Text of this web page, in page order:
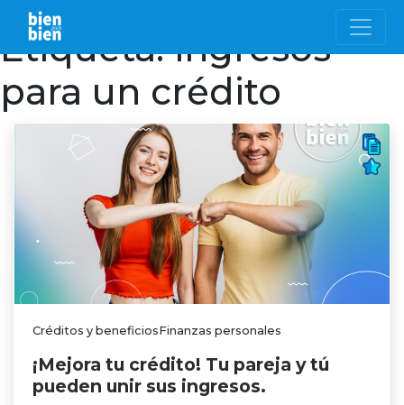
Etiqueta:ingresos
para un crédito
Créditos y beneficiosFinanzas personales
¡Mejora tu crédito! Tu pareja y tú
pueden unir sus ingresos.